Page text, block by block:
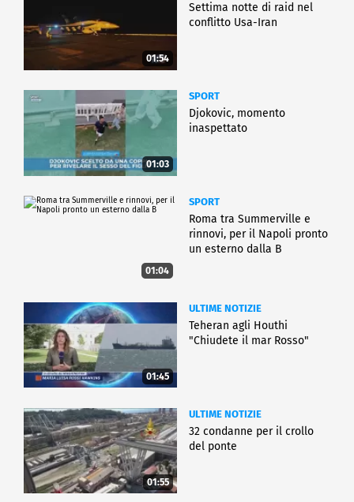
01:54
Settima notte di raid nel
conflitto Usa-Iran
01:03
SPORT
Djokovic, momento
inaspettato
01:04
SPORT
Roma tra Summerville e
rinnovi, per il Napoli pronto
un esterno dalla B
01:45
ULTIME NOTIZIE
Teheran agli Houthi
"Chiudete il mar Rosso"
01:55
ULTIME NOTIZIE
32 condanne per il crollo
del ponte